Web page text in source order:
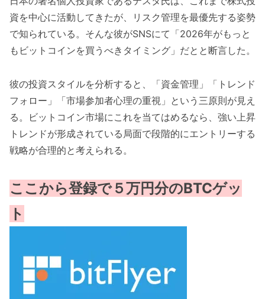
資を中心に活動してきたが、リスク管理を最優先する姿勢
で知られている。そんな彼がSNSにて「2026年がもっと
もビットコインを買うべきタイミング」だとと断言した。
彼の投資スタイルを分析すると、「資金管理」「トレンド
フォロー」「市場参加者心理の重視」という三原則が見え
る。ビットコイン市場にこれを当てはめるなら、強い上昇
トレンドが形成されている局面で段階的にエントリーする
戦略が合理的と考えられる。
ここから登録で５万円分のBTCゲッ
ト